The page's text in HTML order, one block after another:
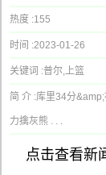
热度 :155
时间 :2023-01-26
关键词 :普尔,上篮
简 介 :库里34分
力擒灰熊 . . .
点击查看新